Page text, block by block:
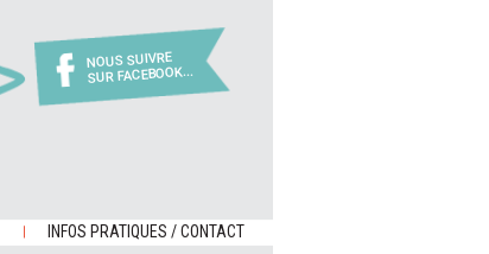
NOUS SUIVRE
SUR FACEBOOK...
INFOS PRATIQUES / CONTACT